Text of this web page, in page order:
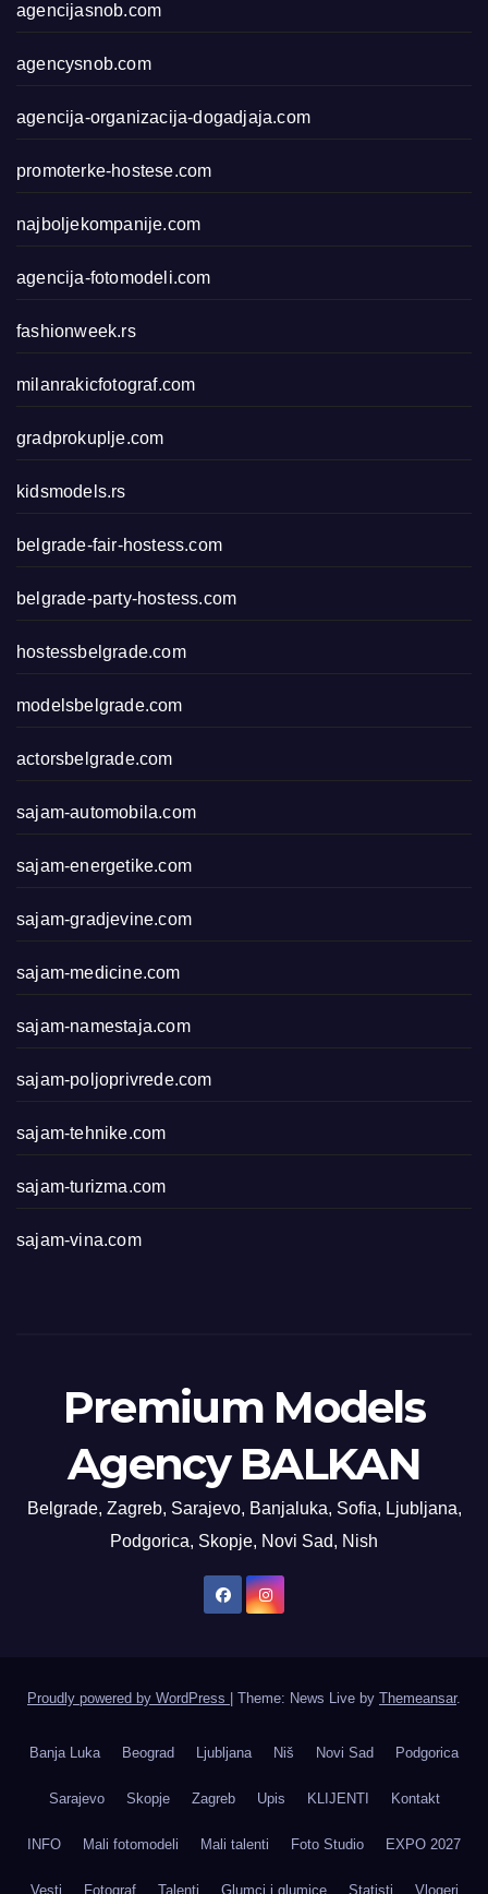
agencijasnob.com
agencysnob.com
agencija-organizacija-dogadjaja.com
promoterke-hostese.com
najboljekompanije.com
agencija-fotomodeli.com
fashionweek.rs
milanrakicfotograf.com
gradprokuplje.com
kidsmodels.rs
belgrade-fair-hostess.com
belgrade-party-hostess.com
hostessbelgrade.com
modelsbelgrade.com
actorsbelgrade.com
sajam-automobila.com
sajam-energetike.com
sajam-gradjevine.com
sajam-medicine.com
sajam-namestaja.com
sajam-poljoprivrede.com
sajam-tehnike.com
sajam-turizma.com
sajam-vina.com
Premium Models
Agency BALKAN
Belgrade, Zagreb, Sarajevo, Banjaluka, Sofia, Ljubljana,
Podgorica, Skopje, Novi Sad, Nish
Proudly powered by WordPress Theme: News Live by Themeansar.
Banja Luka Beograd Ljubljana Niš Novi Sad Podgorica
Sarajevo Skopje Zagreb Upis KLIJENTI Kontakt
INFO Mali fotomodeli Mali talenti Foto Studio EXPO 2027
Vesti Fotograf Talenti Glumci i glumice Statisti Vlogeri